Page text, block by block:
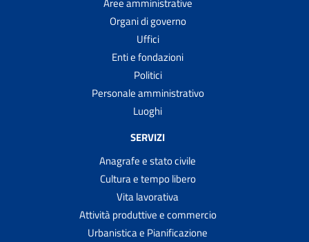
Organi di governo
Uffici
Enti e fondazioni
Politici
Personale amministrativo
Luoghi
SERVIZI
Anagrafe e stato civile
Cultura e tempo libero
Vita lavorativa
Attività produttive e commercio
Urbanistica e Pianificazione